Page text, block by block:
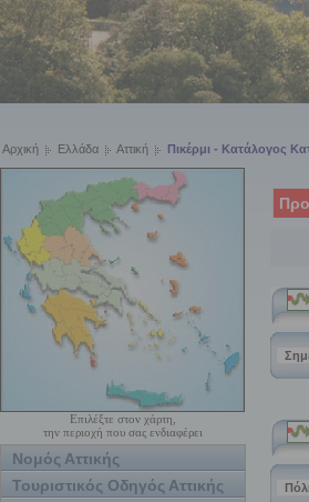
Αρχική Ελλάδα Αττική Πικέρμι - Κατάλογος
Επιλέξτε στον χάρτη,
την περιοχή που σας ενδιαφέρει
Νομός Αττικής
Τουριστικός Οδηγός Αττικής